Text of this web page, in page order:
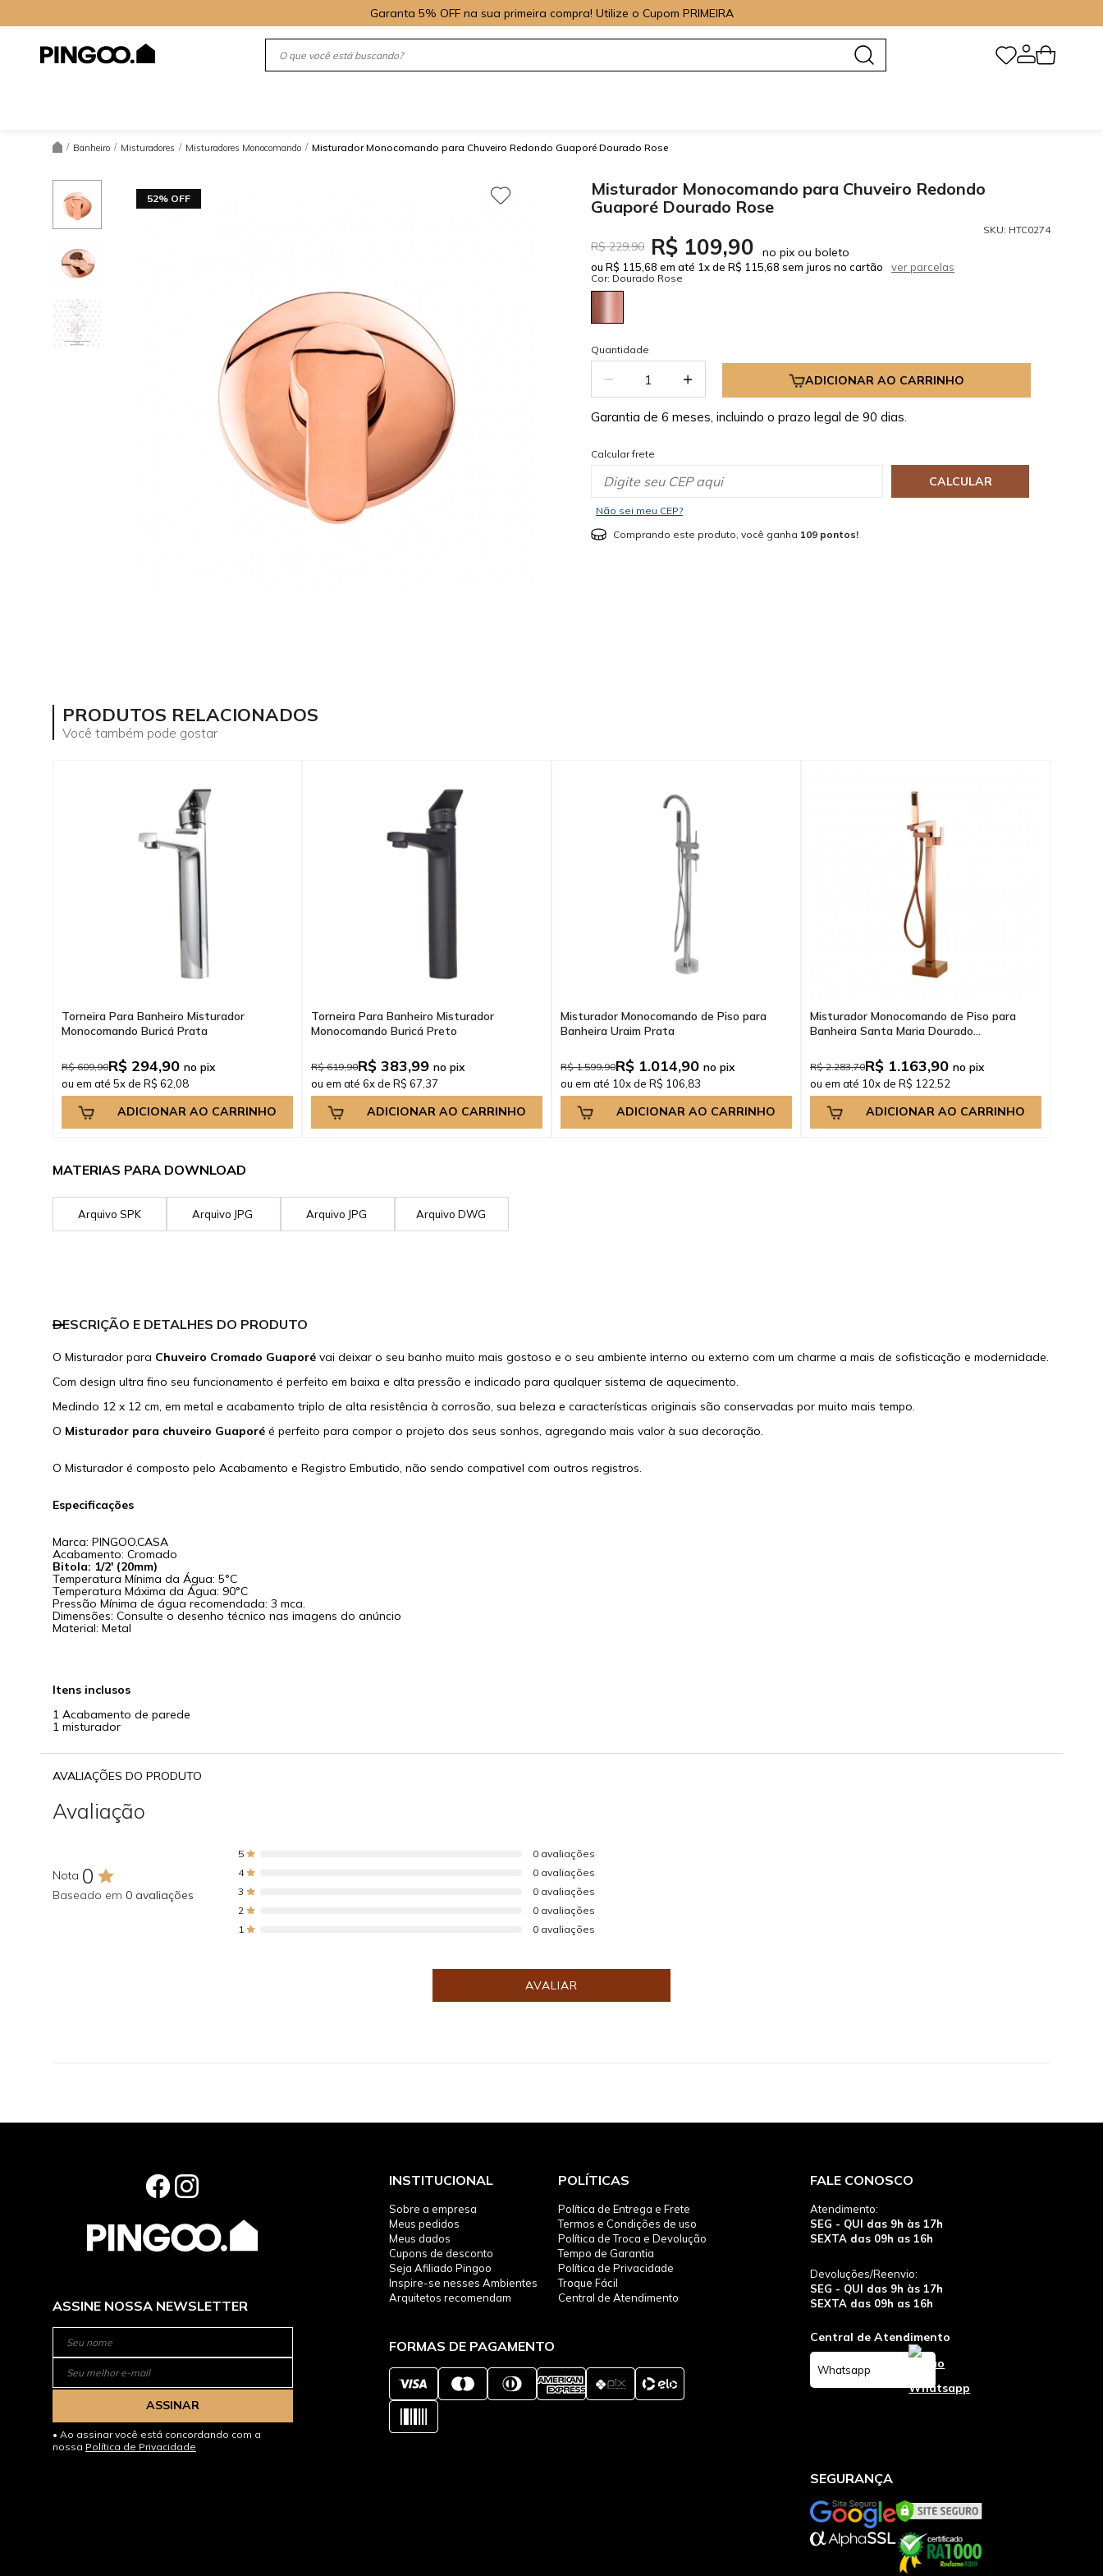
Garanta 5% OFF na sua primeira compra! Utilize o Cupom PRIMEIRA
/ Banheiro / Misturadores / Misturadores Monocomando / Misturador Monocomando para Chuveiro Redondo Guaporé Dourado Rose
52% OFF
Misturador Monocomando para Chuveiro Redondo
Guaporé Dourado Rose
SKU: HTC0274
R$ 229,90 R$ 109,90 no pix ou boleto
ou R$ 115,68 em até 1x de R$ 115,68 sem juros no cartão ver parcelas
Cor: Dourado Rose
Quantidade
ADICIONAR AO CARRINHO
Garantia de 6 meses, incluindo o prazo legal de 90 dias.
Calcular frete
CALCULAR
Não sei meu CEP?
Comprando este produto, você ganha 109 pontos!
PRODUTOS RELACIONADOS
Você também pode gostar
Torneira Para Banheiro Misturador
Monocomando Buricá Prata
R$ 609,90R$ 294,90no pix
ou em até 5x de R$ 62,08
ADICIONAR AO CARRINHO
Torneira Para Banheiro Misturador
Monocomando Buricá Preto
R$ 619,90R$ 383,99no pix
ou em até 6x de R$ 67,37
ADICIONAR AO CARRINHO
Misturador Monocomando de Piso para
Banheira Uraim Prata
R$ 1.599,90R$ 1.014,90 no pix
ou em até 10x de R$ 106,83
ADICIONAR AO CARRINHO
Misturador Monocomando de Piso para
Banheira Santa Maria Dourado...
R$ 2.283,70R$ 1.163,90 no pix
ou em até 10x de R$ 122,52
ADICIONAR AO CARRINHO
MATERIAS PARA DOWNLOAD
Arquivo SPK Arquivo JPG Arquivo JPG Arquivo DWG
DESCRIÇÃO E DETALHES DO PRODUTO
O Misturador para Chuveiro Cromado Guaporé vai deixar o seu banho muito mais gostoso e o seu ambiente interno ou externo com um charme a mais de sofisticação e modernidade.
Com design ultra fino seu funcionamento é perfeito em baixa e alta pressão e indicado para qualquer sistema de aquecimento.
Medindo 12 x 12 cm, em metal e acabamento triplo de alta resistência à corrosão, sua beleza e características originais são conservadas por muito mais tempo.
O Misturador para chuveiro Guaporé é perfeito para compor o projeto dos seus sonhos, agregando mais valor à sua decoração.
O Misturador é composto pelo Acabamento e Registro Embutido, não sendo compativel com outros registros.
Especificações
Marca: PINGOO.CASA
Acabamento: Cromado
Bitola: 1/2' (20mm)
Temperatura Mínima da Água: 5°C
Temperatura Máxima da Água: 90°C
Pressão Mínima de água recomendada: 3 mca.
Dimensões: Consulte o desenho técnico nas imagens do anúncio
Material: Metal
Itens inclusos
1 Acabamento de parede
1 misturador
AVALIAÇÕES DO PRODUTO
Avaliação
Nota 0
Baseado em0 avaliações
5
0 avaliações
4
0 avaliações
3
0 avaliações
2
0 avaliações
1
0 avaliações
AVALIAR
ASSINE NOSSA NEWSLETTER
ASSINAR
Ao assinar você está concordando com a
nossa Política de Privacidade
INSTITUCIONAL
Sobre a empresa
Meus pedidos
Meus dados
Cupons de desconto
Seja Afiliado Pingoo
Inspire-se nesses Ambientes
Arquitetos recomendam
POLÍTICAS
Política de Entrega e Frete
Termos e Condições de uso
Política de Troca e Devolução
Tempo de Garantia
Política de Privacidade
Troque Fácil
Central de Atendimento
FORMAS DE PAGAMENTO
FALE CONOSCO
Atendimento:
SEG - QUI das 9h às 17h
SEXTA das 09h as 16h
Devoluções/Reenvio:
SEG - QUI das 9h às 17h
SEXTA das 09h as 16h
Central de Atendimento
Whatsapp
SEGURANÇA